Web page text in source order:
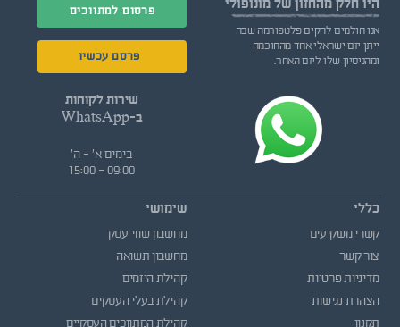
היו חלק מהחזון של מונופולי
אנו חולמים להקים פלטפורמה שבה
ייתן יזם ישראלי אחד מהחוכמה
ומהניסיון שלו ליזם האחר.
פרסום למתווכים
פרסם עכשיו
שירות לקוחות
ב-WhatsApp
בימים א' - ה'
09:00 - 15:00
כללי
קשרי משקיעים
צור קשר
מדיניות פרטיות
הצהרת נגישות
תקנון
שימושי
מחשבון שווי עסק
מחשבון תשואה
קהילת היזמים
קהילת בעלי העסקים
קהילת המתווכים העסקיים